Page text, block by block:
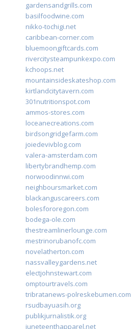
gardensandgrills.com
basilfoodwine.com
nikko-tochigi.net
caribbean-corner.com
bluemoongiftcards.com
rivercitysteampunkexpo.com
kchoops.net
mountainsideskateshop.com
kirtlandcitytavern.com
301nutritionspot.com
ammos-stores.com
loceanecreations.com
birdsongridgefarm.com
joiedevivblog.com
valera-amsterdam.com
libertybrandhemp.com
norwoodinnwi.com
neighboursmarket.com
blackanguscareers.com
bolesfororegon.com
bodega-ole.com
thestreamlinerlounge.com
mestrinorubanofc.com
novelatherton.com
nassvalleygardens.net
electjohnstewart.com
omptourtravels.com
tribratanews-polreskebumen.com
rsudbayuasih.org
publikjurnalistik.org
juneteenthapparel.net